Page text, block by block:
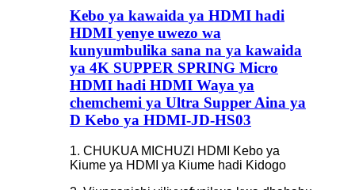
Kebo ya kawaida ya HDMI hadi
HDMI yenye uwezo wa
kunyumbulika sana na ya kawaida
ya 4K SUPPER SPRING Micro
HDMI hadi HDMI Waya ya
chemchemi ya Ultra Supper Aina ya
D Kebo ya HDMI-JD-HS03
1. CHUKUA MICHUZI HDMI Kebo ya
Kiume ya HDMI ya Kiume hadi Kidogo